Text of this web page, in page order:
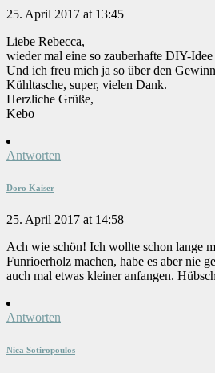
25. April 2017 at 13:45
Liebe Rebecca,
wieder mal eine so zauberhafte DIY-
Und ich freu mich ja so über den
Kühltasche, super, vielen Dank.
Herzliche Grüße,
Kebo
Antworten
Doro Kaiser
25. April 2017 at 14:58
Ach wie schön! Ich wollte schon lange
Funrioerholz machen, habe es aber nie
auch mal etwas kleiner anfangen.
Antworten
Nica Sotiropoulos